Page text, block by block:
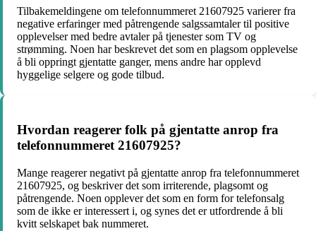
Tilbakemeldingene om telefonnummeret 21607925 varierer fra
negative erfaringer med påtrengende salgssamtaler til positive
opplevelser med bedre avtaler på tjenester som TV og
strømming. Noen har beskrevet det som en plagsom opplevelse
å bli oppringt gjentatte ganger, mens andre har opplevd
hyggelige selgere og gode tilbud.
Hvordan reagerer folk på gjentatte anrop fra
telefonnummeret 21607925?
Mange reagerer negativt på gjentatte anrop fra telefonnummeret
21607925, og beskriver det som irriterende, plagsomt og
påtrengende. Noen opplever det som en form for telefonsalg
som de ikke er interessert i, og synes det er utfordrende å bli
kvitt selskapet bak nummeret.